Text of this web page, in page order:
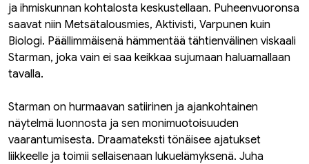
ja ihmiskunnan kohtalosta keskustellaan. Puheenvuoronsa
saavat niin Metsätalousmies, Aktivisti, Varpunen kuin
Biologi. Päällimmäisenä hämmentää tähtienvälinen viskaali
Starman, joka vain ei saa keikkaa sujumaan haluamallaan
tavalla.
Starman on hurmaavan satiirinen ja ajankohtainen
näytelmä luonnosta ja sen monimuotoisuuden
vaarantumisesta. Draamateksti tönäisee ajatukset
liikkeelle ja toimii sellaisenaan lukuelämyksenä. Juha